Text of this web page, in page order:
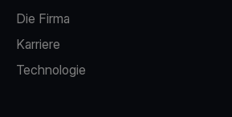
Die Firma
Karriere
Technologie